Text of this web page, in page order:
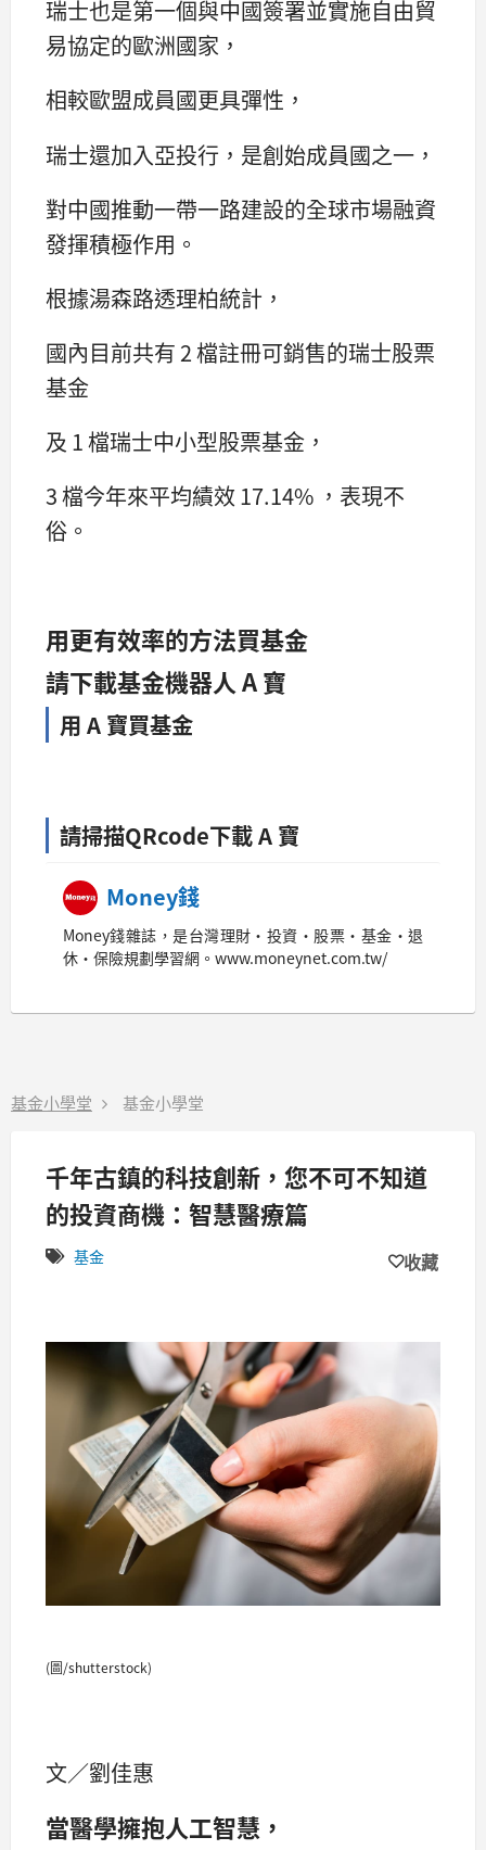
瑞士也是第一個與中國簽署並實施自由貿
易協定的歐洲國家，
相較歐盟成員國更具彈性，
瑞士還加入亞投行，是創始成員國之一，
對中國推動一帶一路建設的全球市場融資
發揮積極作用。
根據湯森路透理柏統計，
國內目前共有 2 檔註冊可銷售的瑞士股票
基金
及 1 檔瑞士中小型股票基金，
3 檔今年來平均績效 17.14% ，表現不
俗。
用更有效率的方法買基金
請下載基金機器人 A 寶
用 A 寶買基金
請掃描QRcode下載 A 寶
Money錢
Money錢雜誌，是台灣理財‧投資‧股票‧基金‧退
休‧保險規劃學習網。www.moneynet.com.tw/
基金小學堂 基金小學堂
千年古鎮的科技創新，您不可不知道
的投資商機：智慧醫療篇
基金 收藏
(圖/shutterstock)
文／劉佳惠
當醫學擁抱人工智慧，